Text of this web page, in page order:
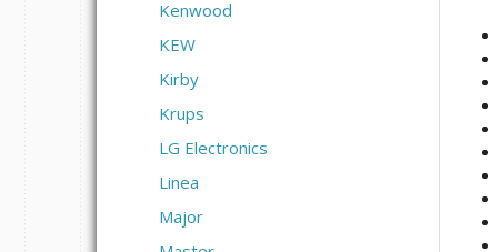
Kenwood
KEW
Kirby
Krups
LG Electronics
Linea
Major